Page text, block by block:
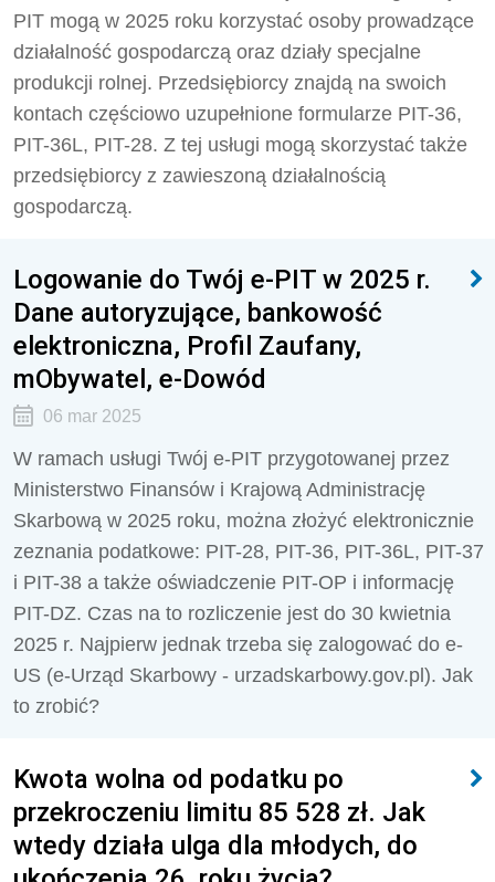
PIT mogą w 2025 roku korzystać osoby prowadzące
działalność gospodarczą oraz działy specjalne
produkcji rolnej. Przedsiębiorcy znajdą na swoich
kontach częściowo uzupełnione formularze PIT-36,
PIT-36L, PIT-28. Z tej usługi mogą skorzystać także
przedsiębiorcy z zawieszoną działalnością
gospodarczą.
Logowanie do Twój e-PIT w 2025 r.
Dane autoryzujące, bankowość
elektroniczna, Profil Zaufany,
mObywatel, e-Dowód
06 mar 2025
W ramach usługi Twój e-PIT przygotowanej przez
Ministerstwo Finansów i Krajową Administrację
Skarbową w 2025 roku, można złożyć elektronicznie
zeznania podatkowe: PIT-28, PIT-36, PIT-36L, PIT-37
i PIT-38 a także oświadczenie PIT-OP i informację
PIT-DZ. Czas na to rozliczenie jest do 30 kwietnia
2025 r. Najpierw jednak trzeba się zalogować do e-
US (e-Urząd Skarbowy - urzadskarbowy.gov.pl). Jak
to zrobić?
Kwota wolna od podatku po
przekroczeniu limitu 85 528 zł. Jak
wtedy działa ulga dla młodych, do